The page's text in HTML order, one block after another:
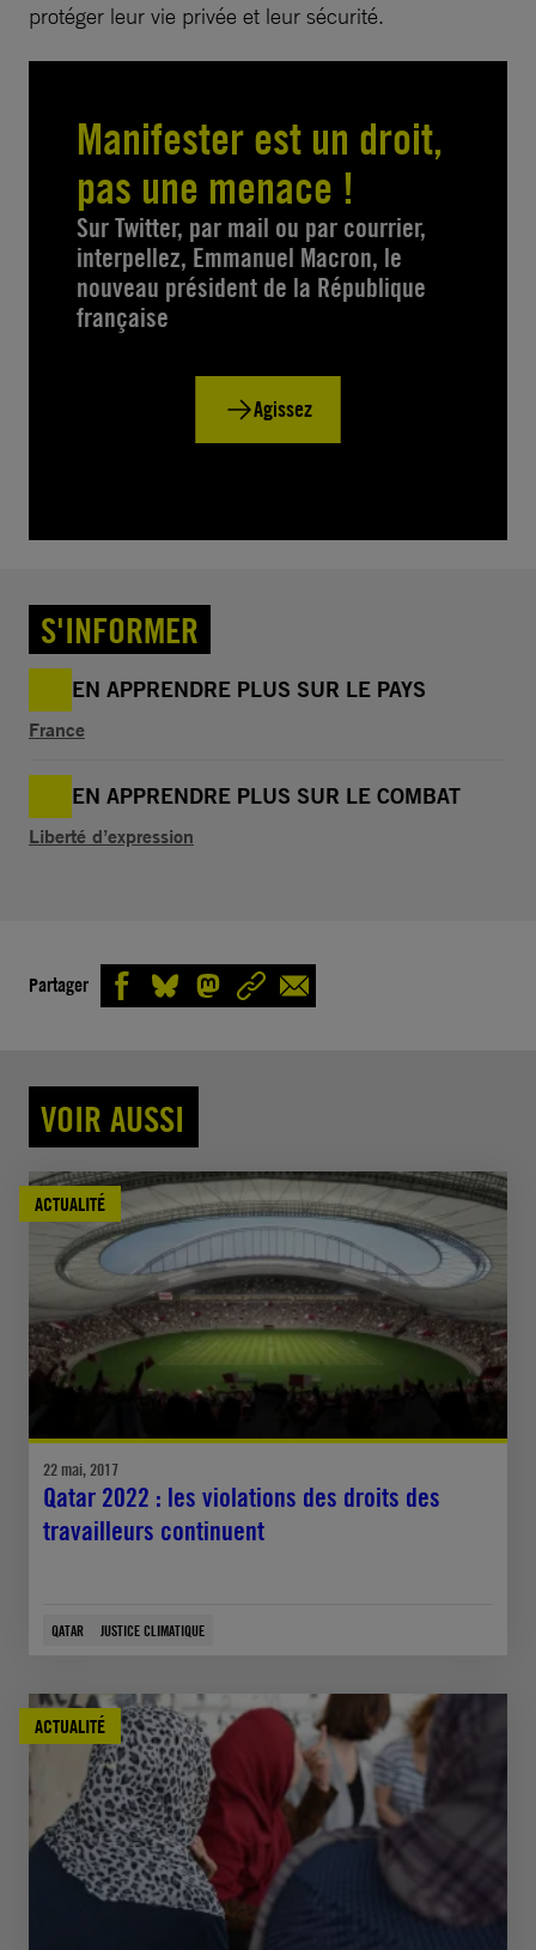
protéger leur vie privée et leur sécurité.
Manifester est un droit,
pas une menace !
Sur Twitter, par mail ou par courrier,
interpellez, Emmanuel Macron, le
nouveau président de la République
française
Agissez
S'INFORMER
EN APPRENDRE PLUS SUR LE PAYS
France
EN APPRENDRE PLUS SUR LE COMBAT
Liberté d’expression
Partager
VOIR AUSSI
ACTUALITÉ
22 mai, 2017
Qatar 2022 : les violations des droits des
travailleurs continuent
QATAR JUSTICE CLIMATIQUE
ACTUALITÉ